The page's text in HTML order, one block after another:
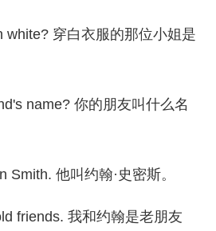
穿白衣服的那位小姐是
name? 你的朋友叫什么名
他叫约翰·史密斯。
我和约翰是老朋友